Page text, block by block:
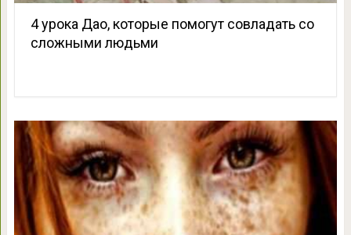
4 урока Дао, которые помогут совладать со
сложными людьми